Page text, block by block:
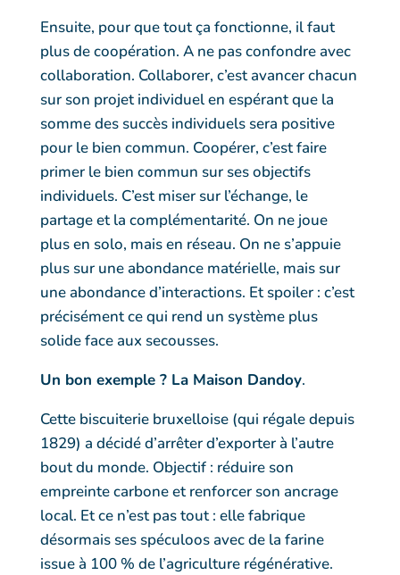
Ensuite, pour que tout ça fonctionne, il faut
plus de coopération. A ne pas confondre avec
collaboration. Collaborer, c’est avancer chacun
sur son projet individuel en espérant que la
somme des succès individuels sera positive
pour le bien commun. Coopérer, c’est faire
primer le bien commun sur ses objectifs
individuels. C’est miser sur l’échange, le
partage et la complémentarité. On ne joue
plus en solo, mais en réseau. On ne s’appuie
plus sur une abondance matérielle, mais sur
une abondance d’interactions. Et spoiler : c’est
précisément ce qui rend un système plus
solide face aux secousses.
Un bon exemple ? La Maison Dandoy.
Cette biscuiterie bruxelloise (qui régale depuis
1829) a décidé d’arrêter d’exporter à l’autre
bout du monde. Objectif : réduire son
empreinte carbone et renforcer son ancrage
local. Et ce n’est pas tout : elle fabrique
désormais ses spéculoos avec de la farine
issue à 100 % de l’agriculture régénérative.